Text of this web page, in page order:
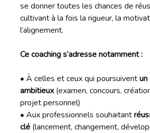
se donner toutes les chances de
cultivant à la fois la rigueur, la
l’alignement.
Ce coaching s’adresse notamment :
• À celles et ceux qui poursuivent
ambitieux(examen, concours,
projet personnel)
• Aux professionnels souhaitant
clé (lancement, changement,